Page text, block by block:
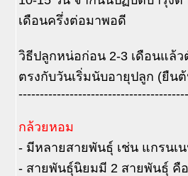
เดือนครึ่งต่อมาพอดี
วิธีปลูกหน่อก่อน 2-3 เดือนแล้
ตรงกับวันเริ่มนับอายุปลูก (ยืน
กล้วยหอม
- มีหลายสายพันธุ์ เช่น แกรน
- สายพันธุ์นิยมมี 2 สายพันธุ์ คื